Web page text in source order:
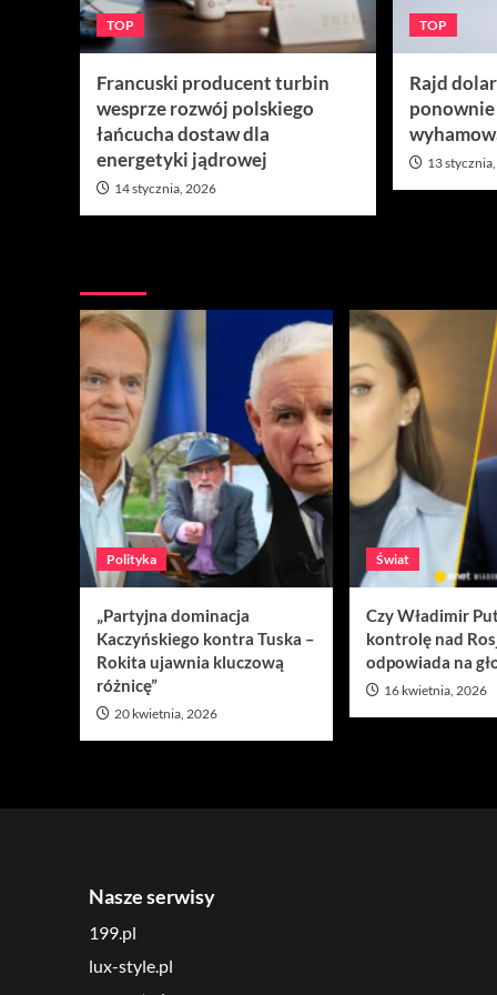
TOP
Francuski producent turbin
wesprze rozwój polskiego
łańcucha dostaw dla
energetyki jądrowej
14 stycznia, 2026
TOP
Rajd
13
Polityka
„Partyjna dominacja
Kaczyńskiego kontra Tuska –
Rokita ujawnia kluczową
różnicę”
20 kwietnia, 2026
Świat
Czy Władimir
kontrolę nad
odpowiada na
16 kwietnia, 2026
Nasze serwisy
199.pl
lux-style.pl